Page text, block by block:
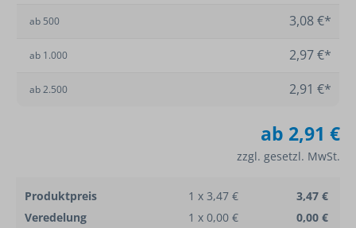
ab 500 3,08 €*
ab 1.000 2,97 €*
ab2.500 2,91 €*
ab 2,91 €
zzgl. gesetzl. MwSt.
Produktpreis 1 x 3,47 €
3,47 €
Veredelung
1 x 0,00 €
0,00 €